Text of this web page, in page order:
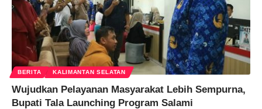
BERITA KALIMANTAN SELATAN
Wujudkan Pelayanan Masyarakat Lebih Sempurna,
Bupati Tala Launching Program Salami